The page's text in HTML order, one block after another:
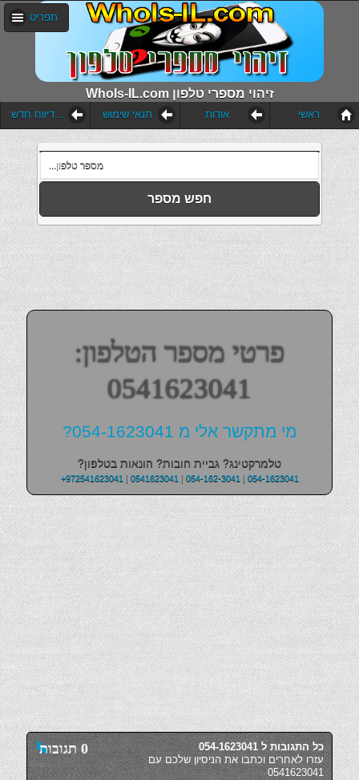
WhoIs-IL.com זיהוי מספרי טלפון
תפריט
הוסף דיווח חדש תנאי שימוש אודות ראשי
חפש מספר
פרטי מספר הטלפון:
0541623041
מי מתקשר אלי מ 054-1623041?
טלמרקטינג? גביית חובות? הונאות בטלפון?
+972541623041| 0541623041| 054-162-3041| 054-1623041
0 תגובות
כל התגובות ל 054-1623041
עזרו לאחרים וכתבו את הניסיון שלכם עם
0541623041